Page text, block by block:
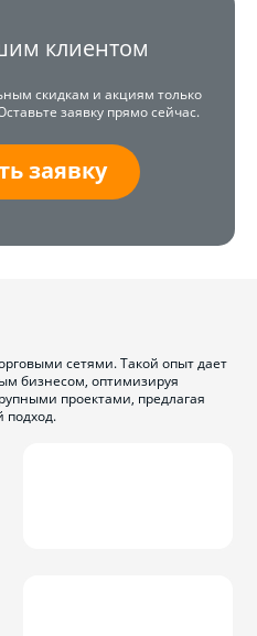
клиентом
скидкам и акциям только
заявку прямо сейчас.
заявку
сетями. Такой опыт дает
бизнесом, оптимизируя
проектами, предлагая
подход.